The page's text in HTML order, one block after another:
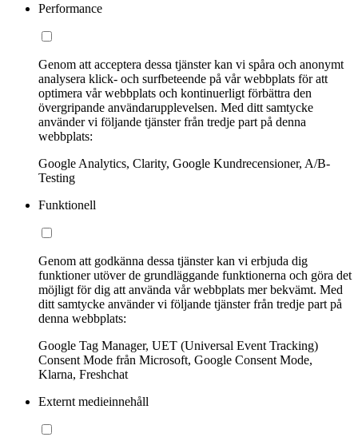
Performance
Genom att acceptera dessa tjänster kan vi spåra och anonymt
analysera klick- och surfbeteende på vår webbplats för att
optimera vår webbplats och kontinuerligt förbättra den
övergripande användarupplevelsen. Med ditt samtycke
använder vi följande tjänster från tredje part på denna
webbplats:
Google Analytics, Clarity, Google Kundrecensioner, A/B-
Testing
Funktionell
Genom att godkänna dessa tjänster kan vi erbjuda dig
funktioner utöver de grundläggande funktionerna och göra det
möjligt för dig att använda vår webbplats mer bekvämt. Med
ditt samtycke använder vi följande tjänster från tredje part på
denna webbplats:
Google Tag Manager, UET (Universal Event Tracking)
Consent Mode från Microsoft, Google Consent Mode,
Klarna, Freshchat
Externt medieinnehåll